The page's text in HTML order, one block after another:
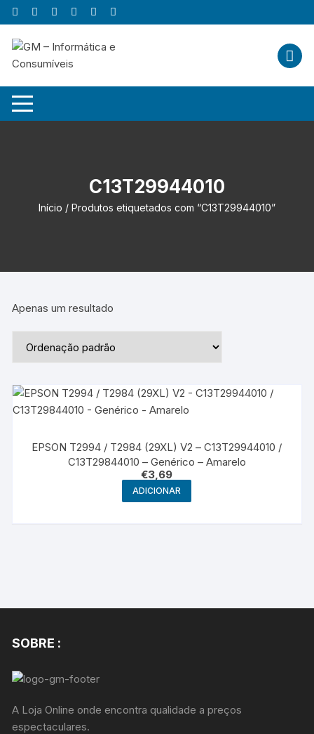
Skip
to
content
C13T29944010
Início / Produtos etiquetados com “C13T29944010”
Apenas um resultado
EPSON T2994 / T2984 (29XL) V2 – C13T29944010 /
C13T29844010 – Genérico – Amarelo
€3,69
ADICIONAR
SOBRE :
A Loja Online onde encontra qualidade a preços
espectaculares.